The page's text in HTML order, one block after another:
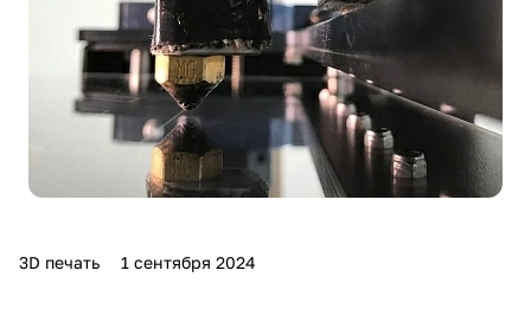
3D печать 1 сентября 2024